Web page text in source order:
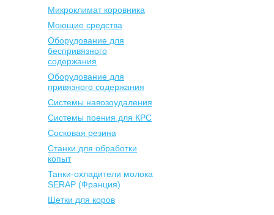
Микроклимат коровника
Моющие средства
Оборудование для
беспривязного
содержания
Оборудование для
привязного содержания
Системы навозоудаления
Системы поения для КРС
Сосковая резина
Станки для обработки
копыт
Танки-охладители молока
SERAP (Франция)
Щетки для коров